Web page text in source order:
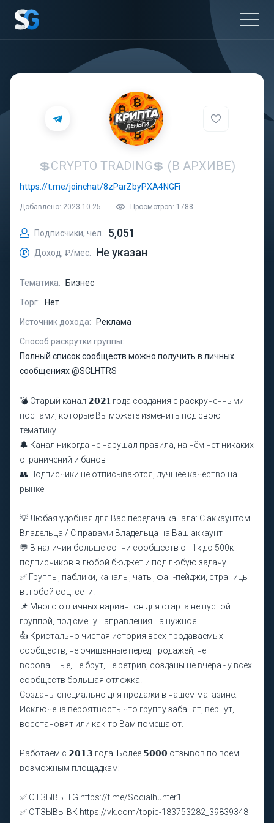
💲CRYPTO TRADING💲 (В АРХИВЕ)
https://t.me/joinchat/8zParZbyPXA4NGFi
Добавлено: 2023-10-25 Просмотров: 1788
Подписчики, чел. 5,051
Доход, ₽/мес. Не указан
Тематика:
Бизнес
Торг:
Нет
Источник дохода:
Реклама
Способ раскрутки группы:
Полный список сообществ можно получить в личных
сообщениях @SCLHTRS
💣 Старый канал 𝟮𝟬𝟮𝟏 года создания с раскрученными
постами, которые Вы можете изменить под свою
тематику
🔔 Канал никогда не нарушал правила, на нём нет никаких
ограничений и банов
👥 Подписчики не отписываются, лучшее качество на
рынке
💡 Любая удобная для Вас передача канала: С аккаунтом
Владельца / С правами Владельца на Ваш аккаунт
💬 В наличии больше сотни сообществ от 1к до 500к
подписчиков в любой бюджет и под любую задачу
✅ Группы, паблики, каналы, чаты, фан-пейджи, страницы
в любой соц. сети.
📌 Много отличных вариантов для старта не пустой
группой, под смену направления на нужное.
👍 Кристально чистая история всех продаваемых
сообществ, не очищенные перед продажей, не
ворованные, не брут, не ретрив, созданы не вчера - у всех
сообществ большая отлежка.
Созданы специально для продажи в нашем магазине.
Исключена вероятность что группу забанят, вернут,
восстановят или как-то Вам помешают.
Работаем с 𝟮𝟬𝟭𝟯 года. Более 𝟱𝟬𝟬𝟬 отзывов по всем
возможным площадкам:
✅ ОТЗЫВЫ TG https://t.me/Socialhunter1
✅ ОТЗЫВЫ ВК https://vk.com/topic-183753282_39839348